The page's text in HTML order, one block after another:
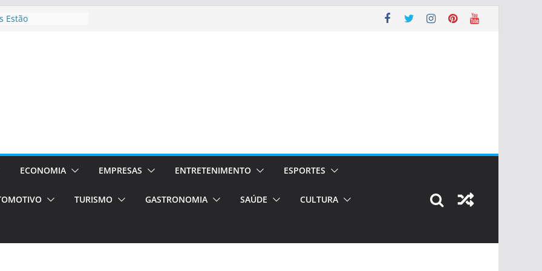
Estão
em Porto
de transfer,
de alto padrão
bolsas –
o segundo
únicas e
de volta!
ECONOMIA EMPRESAS ENTRETENIMENTO ESPORTES
TURISMO GASTRONOMIA SAÚDE CULTURA